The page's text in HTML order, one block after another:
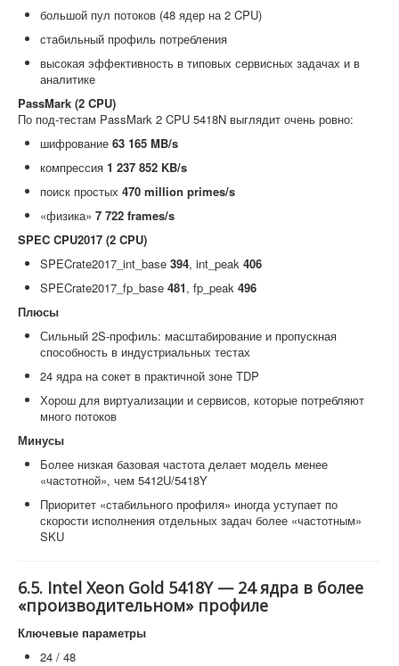
большой пул потоков (48 ядер на 2 CPU)
стабильный профиль потребления
высокая эффективность в типовых сервисных задачах и в
аналитике
PassMark (2 CPU)
По под-тестам PassMark 2 CPU 5418N выглядит очень ровно:
шифрование 63 165 MB/s
компрессия 1 237 852 KB/s
поиск простых 470 million primes/s
«физика» 7 722 frames/s
SPEC CPU2017 (2 CPU)
SPECrate2017_int_base 394, int_peak 406
SPECrate2017_fp_base 481, fp_peak 496
Плюсы
Сильный 2S-профиль: масштабирование и пропускная
способность в индустриальных тестах
24 ядра на сокет в практичной зоне TDP
Хорош для виртуализации и сервисов, которые потребляют
много потоков
Минусы
Более низкая базовая частота делает модель менее
«частотной», чем 5412U/5418Y
Приоритет «стабильного профиля» иногда уступает по
скорости исполнения отдельных задач более «частотным»
SKU
6.5. Intel Xeon Gold 5418Y — 24 ядра в более
«производительном» профиле
Ключевые параметры
24 / 48